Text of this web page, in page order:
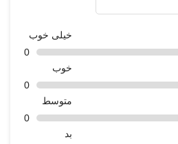
خیلی خوب
0
خوب
0
متوسط
0
بد